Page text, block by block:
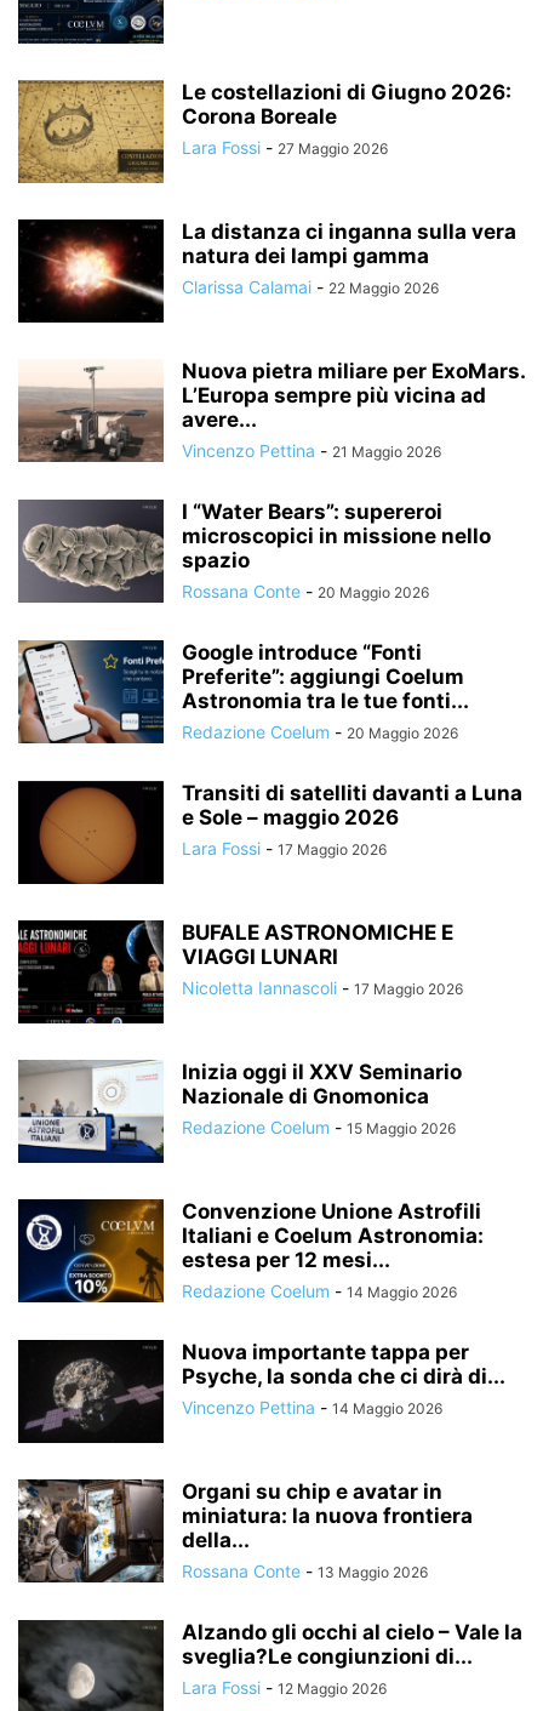
Le costellazioni di Giugno 2026:
Corona Boreale
Lara Fossi - 27 Maggio 2026
La distanza ci inganna sulla vera
natura dei lampi gamma
Clarissa Calamai - 22 Maggio 2026
Nuova pietra miliare per ExoMars.
L’Europa sempre più vicina ad
avere...
Vincenzo Pettina - 21 Maggio 2026
I “Water Bears”: supereroi
microscopici in missione nello
spazio
Rossana Conte - 20 Maggio 2026
Google introduce “Fonti
Preferite”: aggiungi Coelum
Astronomia tra le tue fonti...
Redazione Coelum - 20 Maggio 2026
Transiti di satelliti davanti a Luna
e Sole – maggio 2026
Lara Fossi - 17 Maggio 2026
BUFALE ASTRONOMICHE E
VIAGGI LUNARI
Nicoletta Iannascoli - 17 Maggio 2026
Inizia oggi il XXV Seminario
Nazionale di Gnomonica
Redazione Coelum - 15 Maggio 2026
Convenzione Unione Astrofili
Italiani e Coelum Astronomia:
estesa per 12 mesi...
Redazione Coelum - 14 Maggio 2026
Nuova importante tappa per
Psyche, la sonda che ci dirà di...
Vincenzo Pettina - 14 Maggio 2026
Organi su chip e avatar in
miniatura: la nuova frontiera
della...
Rossana Conte - 13 Maggio 2026
Alzando gli occhi al cielo – Vale la
sveglia?Le congiunzioni di...
Lara Fossi - 12 Maggio 2026